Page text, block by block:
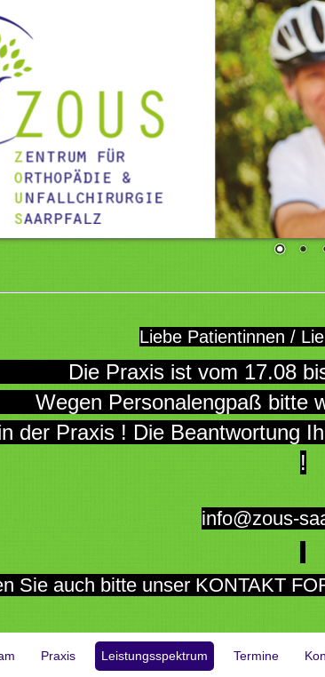
Liebe Patientinnen /
ist vom 17.08
Personalengpaß bitte wir in
der Praxis ! Die Beantwortung
!
info@zous-
Sie auch bitte unser KONTAKT
Praxis Leistungsspektrum Termine